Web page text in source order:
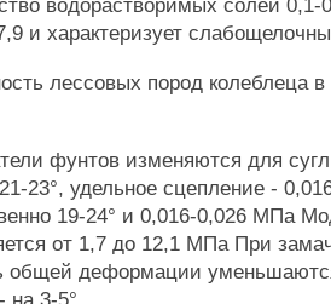
водорастворимых солей
и характеризует
лессовых пород колеблеца
фунтов изменяются для
21-23°, удельное сцепление -
19-24° и 0,016-0,026 МПа
от 1,7 до 12,1 МПа При
общей деформации
на 3-5°